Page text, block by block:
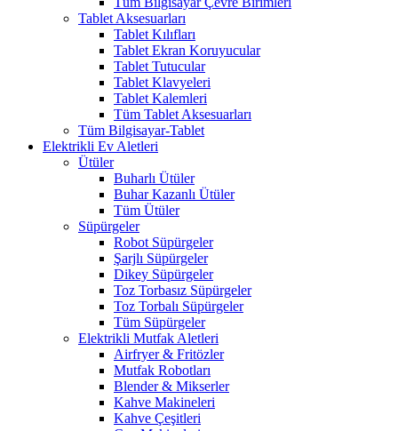
Tablet Aksesuarları
Tablet Kılıfları
Tablet Ekran Koruyucular
Tablet Tutucular
Tablet Klavyeleri
Tablet Kalemleri
Tüm Tablet Aksesuarları
Tüm Bilgisayar-Tablet
Elektrikli Ev Aletleri
Ütüler
Buharlı Ütüler
Buhar Kazanlı Ütüler
Tüm Ütüler
Süpürgeler
Robot Süpürgeler
Şarjlı Süpürgeler
Dikey Süpürgeler
Toz Torbasız Süpürgeler
Toz Torbalı Süpürgeler
Tüm Süpürgeler
Elektrikli Mutfak Aletleri
Airfryer & Fritözler
Mutfak Robotları
Blender & Mikserler
Kahve Makineleri
Kahve Çeşitleri